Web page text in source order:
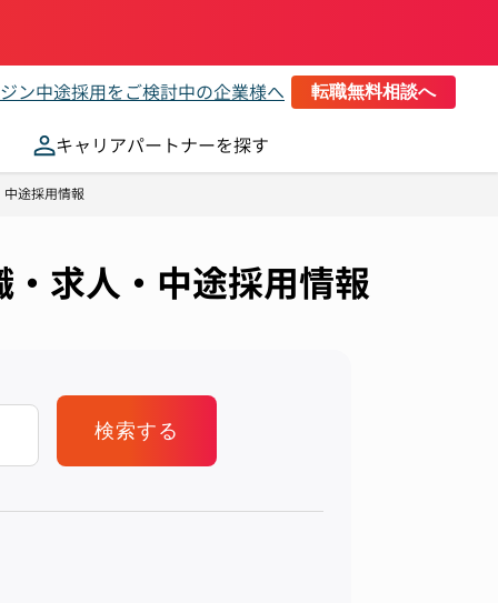
ン中途採用をご検討中の企業様へ 転職無料相談へ
キャリアパートナーを探す
途採用情報
求人・中途採用情報
検索する